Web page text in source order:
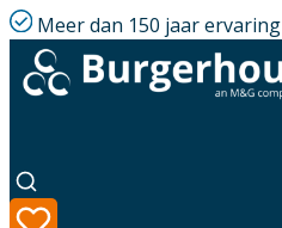
Meer dan 150 jaar ervaring